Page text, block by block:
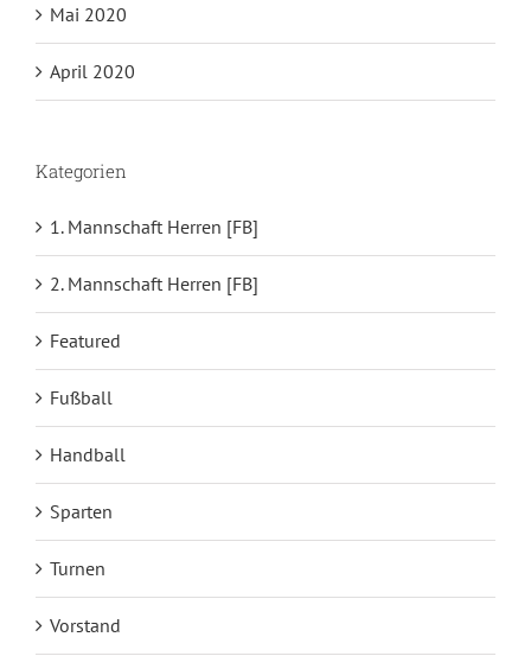
Mai 2020
April 2020
Kategorien
1. Mannschaft Herren [FB]
2. Mannschaft Herren [FB]
Featured
Fußball
Handball
Sparten
Turnen
Vorstand